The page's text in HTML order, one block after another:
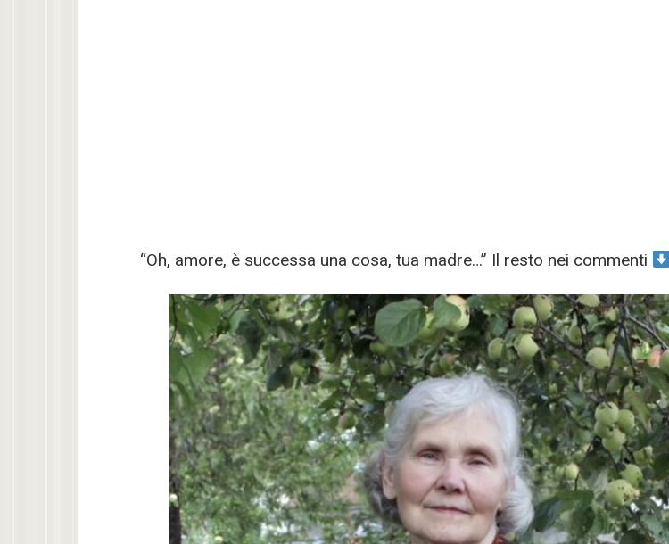
“Oh, amore, è successa una cosa, tua madre…” Il resto nei commenti